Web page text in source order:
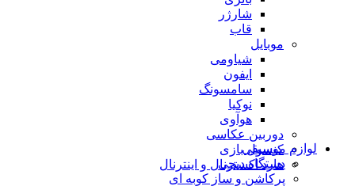
شارژر
قاب
موبایل
شیاومی
ایفون
سامسونگ
نوکیا
هوآوی
دوربین عکاسی
کنسول بازی
هارد اکسترنال و اینترنال
لوازم موسیقی
دستگاه دیجى
پرکاشن و ساز کوبه ای